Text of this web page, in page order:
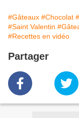
#Gâteaux #Chocolat
#Saint Valentin
#Recettes en vidéo
Partager